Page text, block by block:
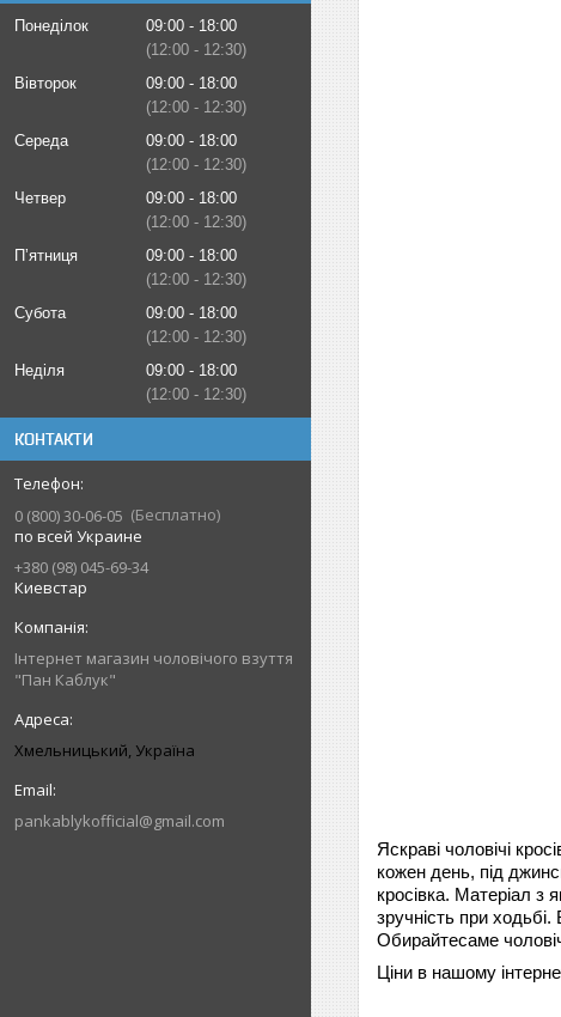
Понеділок 09:00
18:00
12:00
12:30
Вівторок
09:00
18:00
12:00
12:30
Середа
09:00
18:00
12:00
12:30
Четвер
09:00
18:00
12:00
12:30
Пʼятниця
09:00
18:00
12:00
12:30
Субота
09:00
18:00
12:00
12:30
Неділя
09:00
18:00
12:00
12:30
КОНТАКТИ
0 (800) 30-06-05
Бесплатно
по всей Украине
+380 (98) 045-69-34
Киевстар
Інтернет магазин чоловічого взуття
"Пан Каблук"
Хмельницький, Україна
pankablykofficial@gmail.com
Яскраві чоловічі
кожен день, під
кросівка. Матеріал з
зручність при
Обирайтесаме
Ціни в нашому